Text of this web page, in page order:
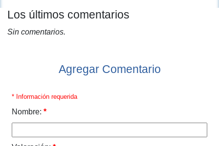
Los últimos comentarios
Sin comentarios.
Agregar Comentario
* Información requerida
Nombre: *